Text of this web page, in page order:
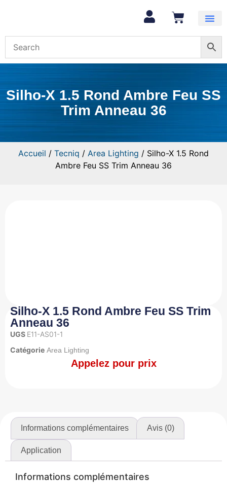
Silho-X 1.5 Rond Ambre Feu SS
Trim Anneau 36
Accueil / Tecniq / Area Lighting / Silho-X 1.5 Rond
Ambre Feu SS Trim Anneau 36
Silho-X 1.5 Rond Ambre Feu SS Trim
Anneau 36
UGS E11-AS01-1
Catégorie Area Lighting
Appelez pour prix
Informations complémentaires Avis (0)
Application
Informations complémentaires